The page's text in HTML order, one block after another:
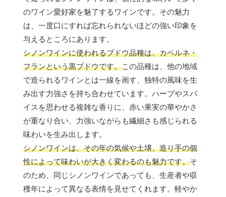
のワイン愛好家を魅了するワインです。その魅力
は、一度口にすれば忘れられないほどの強い印象を
与えるところにあります。
シノンワインに使われるブドウ品種は、カベルネ・
フランという黒ブドウです。この品種は、他の地域
で造られるワインとは一線を画す、独特の風味を生
み出す力強さを持ち合わせています。ハーブやスパ
イスを思わせる複雑な香りに、赤い果実の華やかさ
が重なり合い、力強いながらも繊細さも感じられる
味わいを生み出します。
シノンワインは、その年の気候や土壌、造り手の個
性によって味わいが大きく変わるのも魅力です。そ
のため、同じシノンワインであっても、生産者や収
穫年によって異なる表情を見せてくれます。軽やか